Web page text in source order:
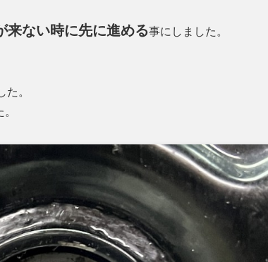
来ない時に先に進める事にしました。
。